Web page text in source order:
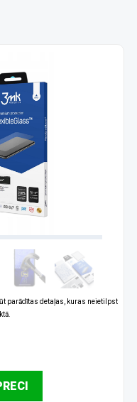
parādītas detaļas, kuras neietilpst